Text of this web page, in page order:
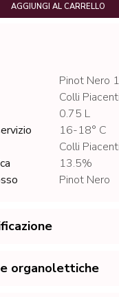
AGGIUNGI AL CARRELLO
Pinot Nero
Colli
0.75 L
16-18° C
Colli
13.5%
Pinot Nero
organolettiche